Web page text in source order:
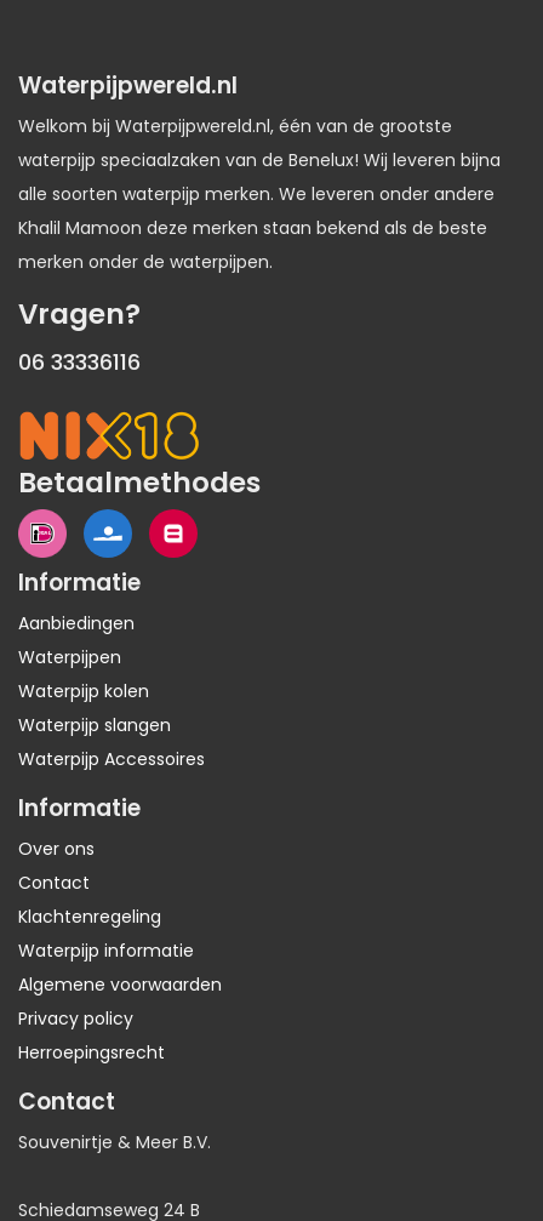
Waterpijpwereld.nl
Welkom bij Waterpijpwereld.nl, één van de grootste
waterpijp speciaalzaken van de Benelux! Wij leveren bijna
alle soorten waterpijp merken. We leveren onder andere
Khalil Mamoon deze merken staan bekend als de beste
merken onder de waterpijpen.
Vragen?
06 33336116
Betaalmethodes
Informatie
Aanbiedingen
Waterpijpen
Waterpijp kolen
Waterpijp slangen
Waterpijp Accessoires
Informatie
Over ons
Contact
Klachtenregeling
Waterpijp informatie
Algemene voorwaarden
Privacy policy
Herroepingsrecht
Contact
Souvenirtje & Meer B.V.
Schiedamseweg 24 B